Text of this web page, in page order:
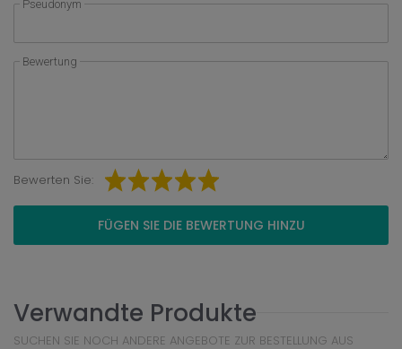
Pseudonym
Bewertung
Bewerten Sie:
FÜGEN SIE DIE BEWERTUNG HINZU
Verwandte Produkte
SUCHEN SIE NOCH ANDERE ANGEBOTE ZUR BESTELLUNG AUS